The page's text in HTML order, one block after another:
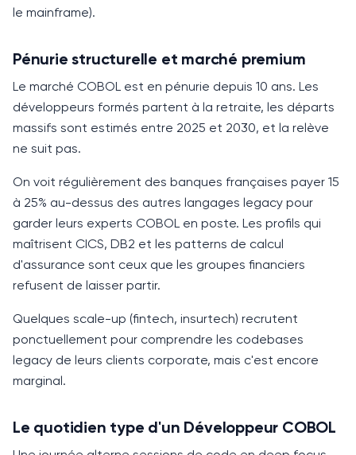
le mainframe).
Pénurie structurelle et marché premium
Le marché COBOL est en pénurie depuis 10 ans. Les
développeurs formés partent à la retraite, les départs
massifs sont estimés entre 2025 et 2030, et la relève
ne suit pas.
On voit régulièrement des banques françaises payer 15
à 25% au-dessus des autres langages legacy pour
garder leurs experts COBOL en poste. Les profils qui
maîtrisent CICS, DB2 et les patterns de calcul
d'assurance sont ceux que les groupes financiers
refusent de laisser partir.
Quelques scale-up (fintech, insurtech) recrutent
ponctuellement pour comprendre les codebases
legacy de leurs clients corporate, mais c'est encore
marginal.
Le quotidien type d'un Développeur COBOL